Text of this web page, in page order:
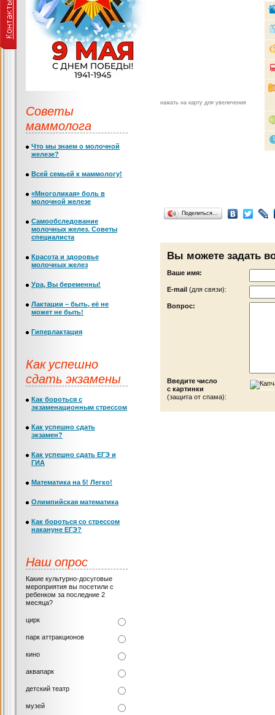
нажать на карту для увеличения
Поделиться…
Вы можете задать
Ваше имя:
Е-mail (для связи):
Вопрос:
Введите число
с картинки
(защита от спама):
Советы
маммолога
Что мы знаем о молочной
железе?
Всей семьей к маммологу!
«Многоликая» боль в
молочной железе
Самообследование
молочных желез. Советы
специалиста
Красота и здоровье
молочных желез
Ура, Вы беременны!
Лактации – быть, её не
может не быть!
Гиперлактация
Как успешно
сдать экзамены
Как бороться с
экзаменационным стрессом
Как успешно сдать
экзамен?
Как успешно сдать ЕГЭ и
ГИА
Математика на 5! Легко!
Олимпийская математика
Как бороться со стрессом
накануне ЕГЭ?
Наш опрос
Какие культурно-досуговые
мероприятия вы посетили с
ребенком за последние 2
месяца?
цирк
парк аттракционов
кино
аквапарк
детский театр
музей